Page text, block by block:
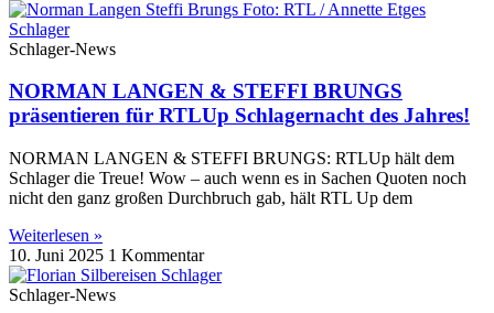
Schlager-News
NORMAN LANGEN & STEFFI BRUNGS
präsentieren für RTLUp Schlagernacht des Jahres!
NORMAN LANGEN & STEFFI BRUNGS: RTLUp hält dem
Schlager die Treue! Wow – auch wenn es in Sachen Quoten noch
nicht den ganz großen Durchbruch gab, hält RTL Up dem
Weiterlesen »
10. Juni 2025 1 Kommentar
Schlager-News